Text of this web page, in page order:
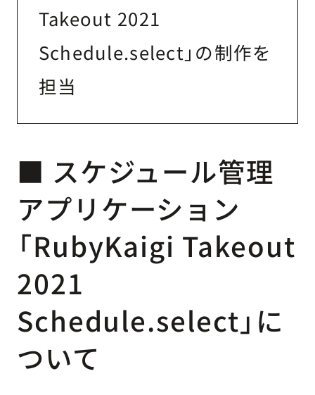
Takeout 2021
Schedule.select」の制作を
担当
■ スケジュール管理
アプリケーション
「RubyKaigi Takeout
2021
Schedule.select」に
ついて